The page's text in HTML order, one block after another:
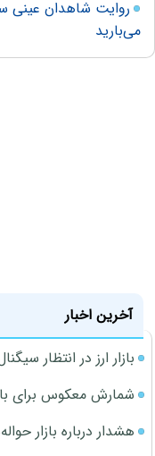
روایت شاهدان عینی
می‌بارید
آخرین اخبار
بازار ارز در انتظار
شمارش معکوس برای
هشدار درباره بازار